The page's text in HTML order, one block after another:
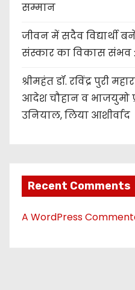
सम्मान
जीवन में सदैव विद्यार्थी
संस्कार का विकास संभव :
श्रीमहंत डॉ. रविंद्र पुरी
आदेश चौहान व भाजयुमो
उनियाल, लिया आशीर्वाद
Recent Comments
A WordPress